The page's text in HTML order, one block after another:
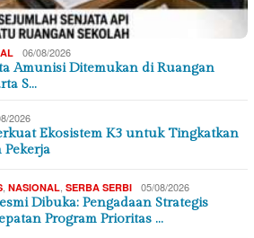
06/08/2026
Amunisi Ditemukan di Ruangan
S…
2026
Ekosistem K3 untuk Tingkatkan
, NASIONAL, SERBA SERBI 05/08/2026
Dibuka: Pengadaan Strategis
Program Prioritas …